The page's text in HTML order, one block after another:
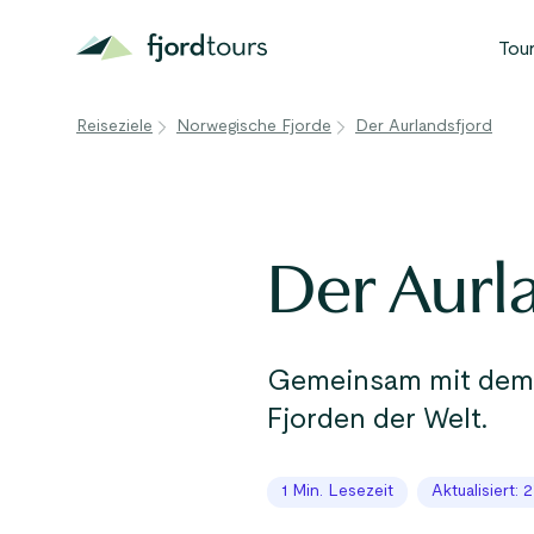
Reiseziele Norwegische Fjorde Der Aurlandsfjord
Der
Gemeinsam mit
Fjorden der Welt.
1 Min. Lesezeit Aktualisiert: